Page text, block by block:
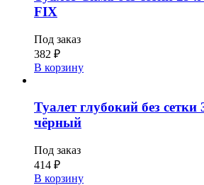
FIX
Под заказ
382 ₽
В корзину
Туалет глубокий без сетки
чёрный
Под заказ
414 ₽
В корзину